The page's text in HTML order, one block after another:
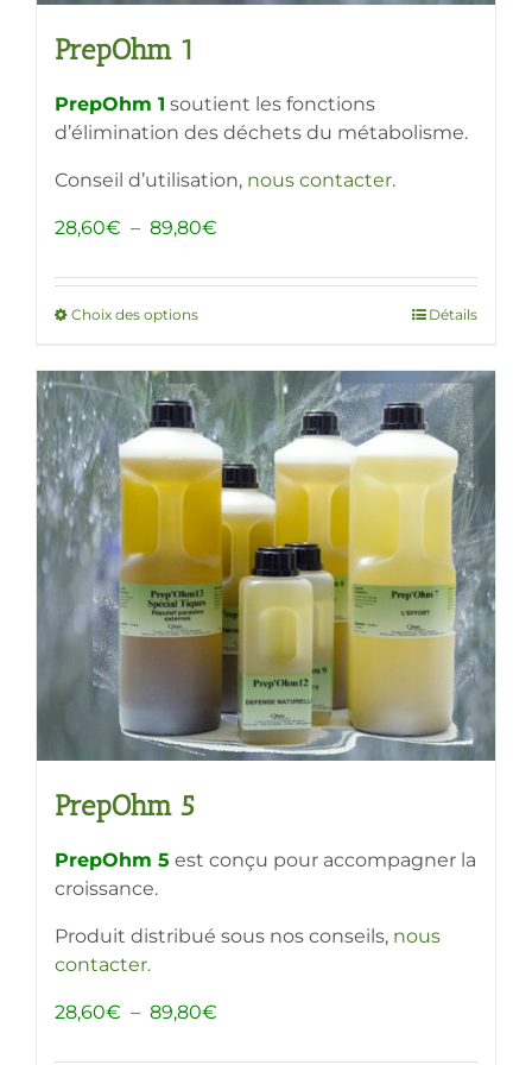
PrepOhm 1
PrepOhm 1 soutient les fonctions
d’élimination des déchets du métabolisme.
Conseil d’utilisation, nous contacter.
28,60€ – 89,80€
prix :
89,80€
Choix des optionsCe
a
plusieurs
variations.
Les
options
peuvent
être
choisies
sur
la
page
produit
Détails
PrepOhm 5
PrepOhm 5 est conçu pour accompagner la
croissance.
Produit distribué sous nos conseils, nous
contacter.
28,60€ – 89,80€